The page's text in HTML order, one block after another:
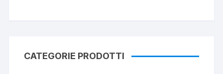
CATEGORIE PRODOTTI